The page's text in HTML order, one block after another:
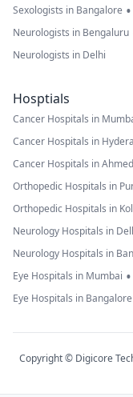
Sexologists in Bangalore •
Neurologists in Bengaluru
Neurologists in Delhi
Hosptials
Cancer Hospitals in
Cancer Hospitals in
Cancer Hospitals in
Orthopedic Hospitals in
Orthopedic Hospitals in
Neurology Hospitals in
Neurology Hospitals in
Eye Hospitals in Mumbai •
Eye Hospitals in Bangalore
Copyright © Digicore